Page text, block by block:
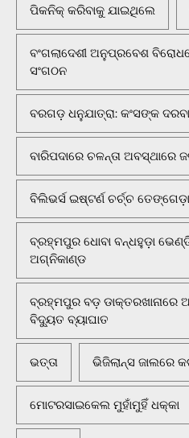
ପିକନିକ୍‌ କରିବାକୁ ଯାଇଥିଲେ
ବଂଗଲାଦେଶୀ ଅନୁପ୍ରବେଶ
ସଂଗଠନ
ବରଗଡ଼ ଧନୁଯାତ୍ରା: କଂସଙ୍କ
ବାରିପଦାରେ ଚଳନ୍ତା
ବିଲିଭର୍ସ ଇଷ୍ଟର୍ଣ ଚର୍ଚ୍ଚ
ବ୍ରହ୍ମପୁର ଧୋବା ବନ୍ଧହୁଡ଼ା
ଅଗ୍ନିକାଣ୍ଡ
ବ୍ରହ୍ମପୁର ବଡ଼ ଡାକ୍ତରଖାନାରେ
ବିଦ୍ୟୁତ ବ୍ୟାଘାତ
ଭତ୍ତା ଭିଜିଲାନ୍ସ ଜାଲରେ
ମୋଟରସାଇକେଲ ମୁହାଁମୁହିଁ ଧକ୍କା